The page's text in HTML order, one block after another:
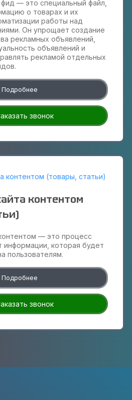
— это специальный файл,
о товарах и их
работы над
Он упрощает создание
рекламных объявлений,
объявлений и
рекламой отдельных
Подробнее
звонок
контентом
— это процесс
информации, которая будет
пользователям.
Подробнее
звонок